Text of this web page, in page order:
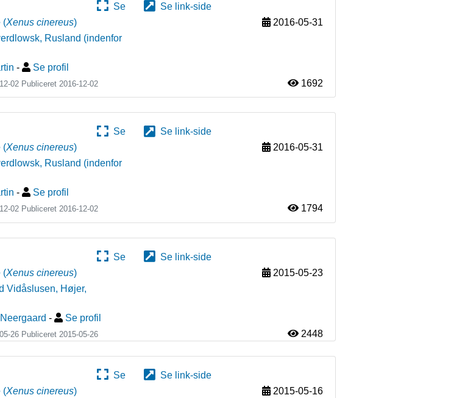
Se
Se link-side
(Xenus cinereus)
2016-05-31
, Rusland (indenfor
- Se profil
02 Publiceret2016-12-02 1692
Se
Se link-side
(Xenus cinereus)
2016-05-31
, Rusland (indenfor
- Se profil
02 Publiceret2016-12-02 1794
Se
Se link-side
(Xenus cinereus)
2015-05-23
Vidåslusen, Højer,
- Se profil
26 Publiceret 2015-05-26 2448
Se
Se link-side
(Xenus cinereus) 2015-05-16